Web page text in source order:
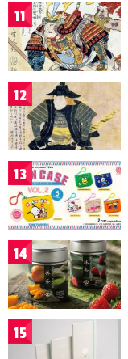
11
12
13
14
15